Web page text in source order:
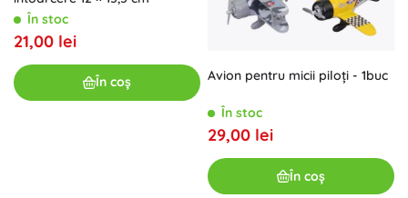
În stoc
21,00 lei
În coș Avion pentru micii piloți - 1buc
În stoc
29,00 lei
În coș